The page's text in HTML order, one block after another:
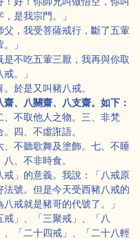
是我宗門。」
父，我受菩薩戒行，斷了五葷
」
是不吃五葷三厭，我再與你取
。」
於是又叫豬八戒。
齋、八關齋、八支齋。如下：
、不取他人之物。三、非梵
四、不虛誑語。
、不聽歌舞及塗飾。七、不睡
、不非時食。
戒」的意義。我說：「八戒原
法號。但是今天受西豬八戒的
戒就是豬哥的代號了。」
戒」、「三聚戒」、「八
、「二十四戒」、「二十八輕